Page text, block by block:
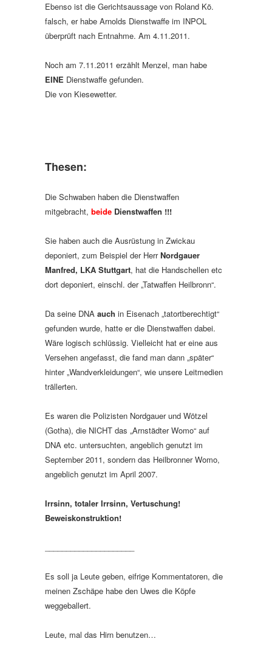
Ebenso ist die Gerichtsaussage von Roland Kö.
falsch, er habe Arnolds Dienstwaffe im INPOL
überprüft nach Entnahme. Am 4.11.2011.
Noch am 7.11.2011 erzählt Menzel, man habe
EINE Dienstwaffe gefunden.
Die von Kiesewetter.
Thesen:
Die Schwaben haben die Dienstwaffen
mitgebracht, beide Dienstwaffen !!!
Sie haben auch die Ausrüstung in Zwickau
deponiert, zum Beispiel der HerrNordgauer
Manfred, LKA Stuttgart, hat die Handschellen etc
dort deponiert, einschl. der „Tatwaffen Heilbronn“.
Da seine DNA auch in Eisenach „tatortberechtigt“
gefunden wurde, hatte er die Dienstwaffen dabei.
Wäre logisch schlüssig. Vielleicht hat er eine aus
Versehen angefasst, die fand man dann „später“
hinter „Wandverkleidungen“, wie unsere Leitmedien
trällerten.
Es waren die Polizisten Nordgauer und Wötzel
(Gotha), die NICHT das „Arnstädter Womo“ auf
DNA etc. untersuchten, angeblich genutzt im
September 2011, sondern das Heilbronner Womo,
angeblich genutzt im April 2007.
Irrsinn, totaler Irrsinn, Vertuschung!
Beweiskonstruktion!
Es soll ja Leute geben, eifrige Kommentatoren, die
meinen Zschäpe habe den Uwes die Köpfe
weggeballert.
Leute, mal das Hirn benutzen…